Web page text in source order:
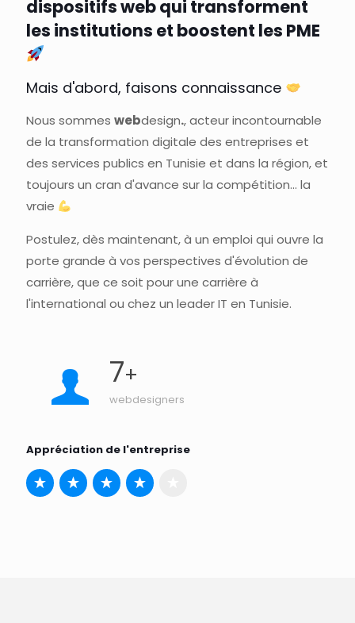
dispositifs web qui transforment
les institutions et boostent les PME
Mais d'abord, faisons connaissance
Nous sommes webdesign., acteur incontournable
de la transformation digitale des entreprises et
des services publics en Tunisie et dans la région, et
toujours un cran d'avance sur la compétition... la
vraie
Postulez, dès maintenant, à un emploi qui ouvre la
porte grande à vos perspectives d'évolution de
carrière, que ce soit pour une carrière à
l'international ou chez un leader IT en Tunisie.
7+
webdesigners
Appréciation de l'entreprise